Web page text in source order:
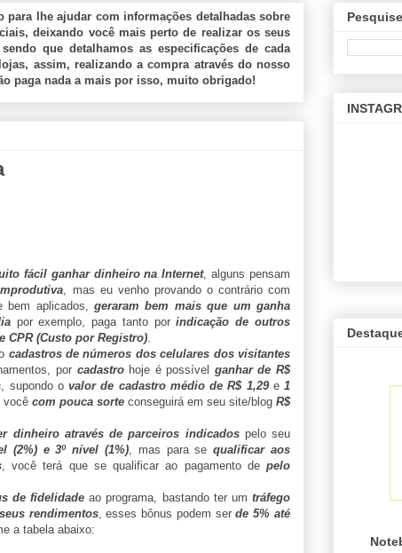
para lhe ajudar com informações detalhadas sobre
deixando você mais perto de realizar os seus
que detalhamos as especificações de cada
assim, realizando a compra através do nosso
paga nada a mais por isso, muito obrigado!
fácil ganhar dinheiro na Internet, alguns pensam
, mas eu venho provando o contrário com
bem aplicados, geraram bem mais que um ganha
por exemplo, paga tanto porindicação de outros
CPR (Custo por Registro).
cadastros de números dos celulares dos visitantes
por cadastrohoje é possível ganhar de R$
, supondo o valor de cadastro médio de R$ 1,29e 1
você com pouca sorte conseguirá em seu site/blog R$
dinheiro através de parceiros indicadospelo seu
(2%) e 3º nível (1%), mas para sequalificar aos
, você terá que se qualificar ao pagamento depelo
de fidelidade ao programa, bastando ter umtráfego
rendimentos, esses bônus podem serde 5% até
a tabela abaixo: